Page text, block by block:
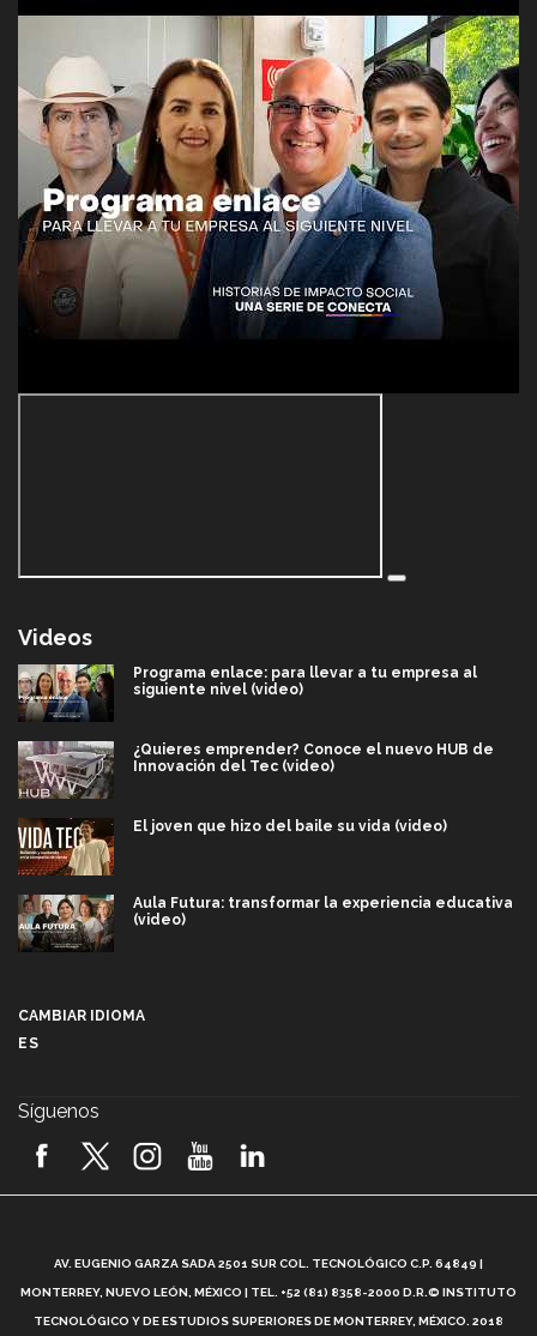
Videos
Programa enlace: para llevar a tu empresa al
siguiente nivel (video)
¿Quieres emprender? Conoce el nuevo HUB de
Innovación del Tec (video)
El joven que hizo del baile su vida (video)
Aula Futura: transformar la experiencia educativa
(video)
2026! (video)
¿Cómo es el Modelo Educativo Tec? (video)
CAMBIAR IDIOMA
ES
Síguenos
AV. EUGENIO GARZA SADA 2501 SUR COL. TECNOLÓGICO C.P. 64849 |
MONTERREY, NUEVO LEÓN, MÉXICO | TEL. +52 (81) 8358-2000 D.R.© INSTITUTO
TECNOLÓGICO Y DE ESTUDIOS SUPERIORES DE MONTERREY, MÉXICO. 2018